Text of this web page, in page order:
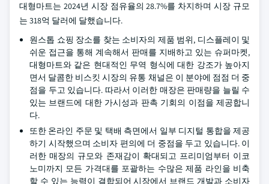
대형마트는 2024년 시장 점유율의 28.7%를 차지하며 시장 규모
는 318억 달러에 달했습니다.
원스톱 쇼핑 장소를 찾는 소비자의 제품 범위, 디스플레이 및
쉬운 접근을 통해 계속해서 판매를 지배하고 있는 슈퍼마켓,
대형마트와 같은 현대적인 무역 형식에 대한 강조가 높아지
면서 달콤한 비스킷 시장의 유통 채널은 이 분야에 점점 더 중
점을 두고 있습니다. 따라서 이러한 매장은 판매량을 늘릴 수
있는 브랜드에 대한 가시성과 판촉 기회의 이점을 제공합니
다.
또한 온라인 주문 및 택배 측면에서 일부 디지털 통합을 제공
하기 시작했으며 소비자 편의에 더 중점을 두고 있습니다. 이
러한 매장의 규모와 존재감이 확대되고 프리미엄부터 이코
노미까지 모든 가격대를 포괄하는 수많은 제품 라인을 비축
할 수 있는 능력이 결합되어 시장에서 브랜드 개발과 소비자